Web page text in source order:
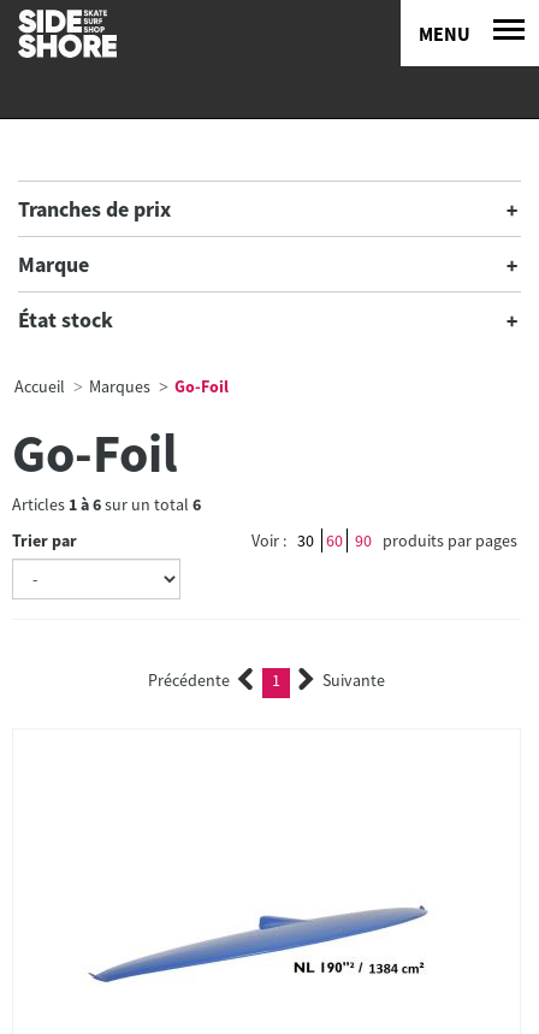
MENU
Tranches de prix
Marque
État stock
Accueil Marques Go-Foil
Go-Foil
Articles 1à6sur un total 6
Trier par
Voir : 30 60 90 produits par pages
Précédente 1 (current)Suivante